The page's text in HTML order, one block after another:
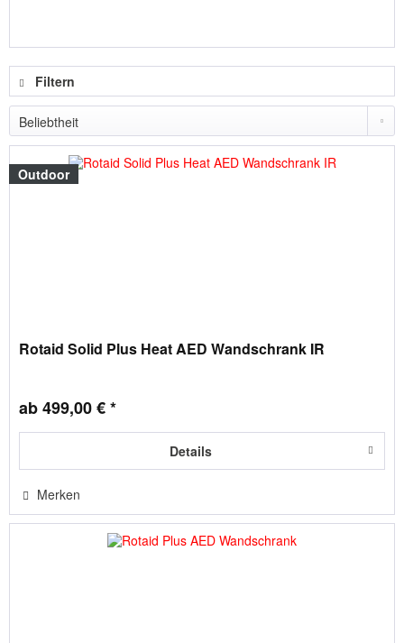
Filtern
Outdoor
Rotaid Solid Plus Heat AED Wandschrank IR
ab 499,00 € *
Details
Merken